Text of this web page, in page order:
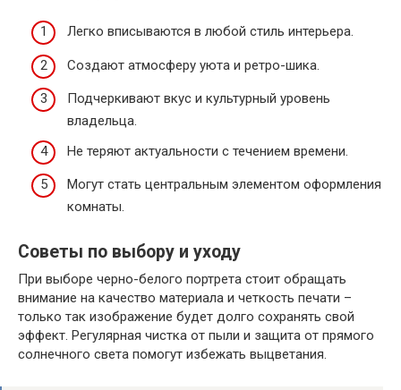
Легко вписываются в любой стиль интерьера.
Создают атмосферу уюта и ретро-шика.
Подчеркивают вкус и культурный уровень
владельца.
Не теряют актуальности с течением времени.
Могут стать центральным элементом оформления
комнаты.
Советы по выбору и уходу
При выборе черно-белого портрета стоит обращать
внимание на качество материала и четкость печати –
только так изображение будет долго сохранять свой
эффект. Регулярная чистка от пыли и защита от прямого
солнечного света помогут избежать выцветания.